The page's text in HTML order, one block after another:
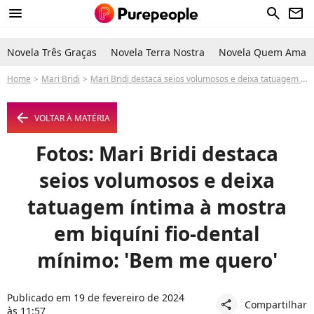
menu search newsletter
Novela Três Graças Novela Terra Nostra Novela Quem Ama
Home Mari Bridi Mari Bridi destaca seios volumosos e deixa tatuagem íntima à mostra em biquíni fio-dental mínimo: 'Bem me quero'
arrow_left VOLTAR À MATÉRIA
Fotos: Mari Bridi destaca
seios volumosos e deixa
tatuagem íntima à mostra
em biquíni fio-dental
mínimo: 'Bem me quero'
Publicado em 19 de fevereiro de 2024
às 11:57
share Compartilhar